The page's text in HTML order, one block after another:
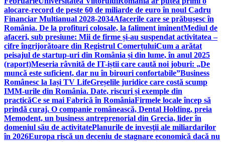
alocare-record de peste 60 de miliarde de euro în noul Cadru
Financiar Multianual 2028-2034Afacerile care se prăbușesc în
România. De la profituri colosale, la faliment iminentMediul de
afaceri, sub presiune: Mii de firme și-au suspendat activitatea –
cifre îngrijorătoare din Registrul ComerțuluiCum a arătat
peisajul de startup-uri din România și din lume, în anul 2025
(raport)Meseria râvnită de IT-iștii care caută noi joburi: „De
muncă este suficient, dar nu în birouri confortabile”Business
Românesc la Iași TV LifeGreșelile juridice care costă scump
IMM-urile din România. Date, riscuri și exemple din
practicăCe se mai Fabrică în RomâniaFirmele locale încep să
prindă curaj. O companie românească, Dental Holding, preia
Memodent, un business antreprenorial din Grecia, lider în
domeniul său de activitatePlanurile de invesţii ale miliardarilor
în 2026Europa riscă un deceniu de stagnare economică dacă nu